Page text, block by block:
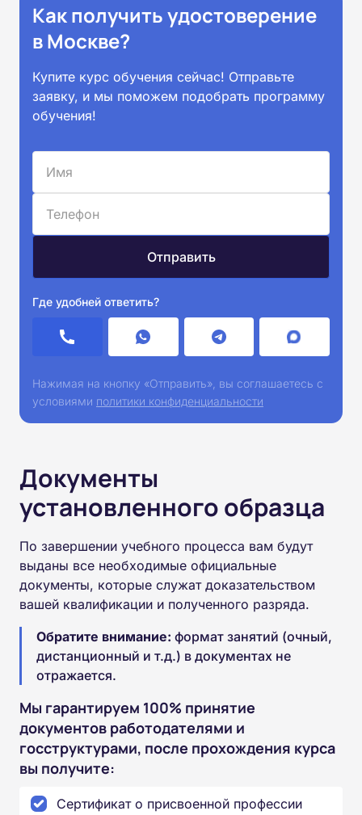
Как получить удостоверение
в Москве?
Купите курс обучения сейчас! Отправьте
заявку, и мы поможем подобрать программу
обучения!
Где удобней ответить?
Нажимая на кнопку «Отправить», вы соглашаетесь с
условиями политики конфиденциальности
Документы
установленного образца
По завершении учебного процесса вам будут
выданы все необходимые официальные
документы, которые служат доказательством
вашей квалификации и полученного разряда.
Обратите внимание: формат занятий (очный,
дистанционный и т.д.) в документах не
отражается.
Мы гарантируем 100% принятие
документов работодателями и
госструктурами, после прохождения курса
вы получите:
Сертификат о присвоенной профессии